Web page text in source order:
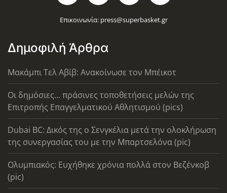
Επικοινωνία: press@superbasket.gr
Δημοφιλή Άρθρα
Μακάμπι Τελ Αβίβ: Ανακοίνωσε τον Μπέικοτ
Οι δημόσιες... πράσινες τοποθετήσεις μελών της
Επιτροπής Επαγγελματικού Αθλητισμού (pics)
Dubai BC: Δικός της ο Σενγκέλια μετά την ολοκλήρωση
της συνεργασίας του με την Μπαρτσελόνα (pic)
Ολυμπιακός: Ευχήθηκε χρόνια πολλά στον Βεζένκοβ
(pic)